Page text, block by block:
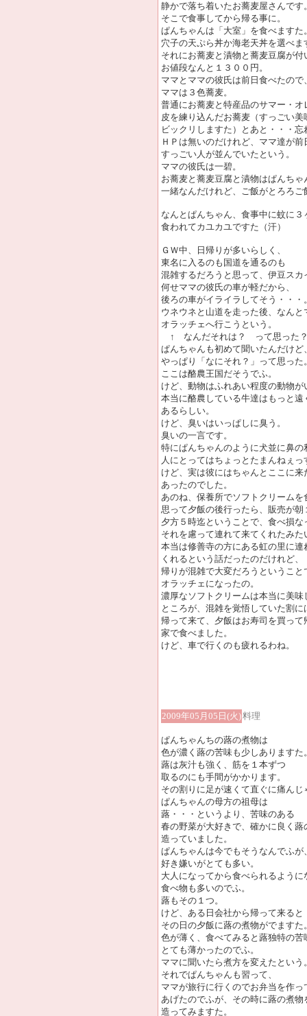
静かで落ち着いたお蕎麦屋さんです
そこで食事してから帰る事に。
ぱんちゃんは「大室」を食べますた
穴子の天ぷら丼か海老天丼を選べま
それにお蕎麦と漬物と蕎麦豆腐が付
お値段なんと１３００円。
ママとママの彼氏は前日食べたので
ママは３色蕎麦。
普通にお蕎麦と特産品のサマー・オ
皮を練り込んだお蕎麦（すっごい美
ビックリしますた）とあと・・・忘
ＨＰは無いのだけれど、ママ達が前
すっごい人が並んでいたという。
ママの彼氏は一碧。
お蕎麦と蕎麦豆腐と漬物はぱんちゃ
一緒なんだけれど、ご飯がとろろご
なんとぱんちゃん、食事中に蚊に３
食われてカユカユですた（汗）
ＧＷ中、日帰りが多いらしく、
東名に入るのも国道を通るのも
混雑するだろうと思って、伊豆スカ
何せママの彼氏の車が軽だから、
後ろの車がイライラしてそう・・・
ウネウネと山道を走った後、なんと
オラッチェへ行こうという。
↑ なんだそれは？ って思った
ぱんちゃんも初めて聞いたんだけど
やっぱり「なにそれ？」って思った
ここは酪農王国だそうでふ。
けど、動物はふれあい程度の動物が
本当に酪農している牛達はもっと遠
あるらしい。
けど、臭いはいっぱしに臭う。
臭いの一言です。
特にぱんちゃんのように犬並に鼻の
人にとってはちょっとたまんねぇっ
けど、実は彼にはちゃんとここに来
あったのでした。
あのね、保養所でソフトクリームを
思って夕飯の後行ったら、販売が朝
夕方５時迄ということで、食べ損な
それを慮って連れて来てくれたみた
本当は修善寺の方にある虹の里に連
くれるという話だったのだけれど、
帰りが混雑で大変だろうということ
オラッチェになったの。
濃厚なソフトクリームは本当に美味
ところが、混雑を覚悟していた割に
帰って来て、夕飯はお寿司を買って
家で食べました。
けど、車で行くのも疲れるわね。
2009年05月05日(火)料理
ぱんちゃんちの蕗の煮物は
色が濃く蕗の苦味も少しありますた
蕗は灰汁も強く、筋を１本ずつ
取るのにも手間がかかります。
その割りに足が速くて直ぐに痛んじ
ぱんちゃんの母方の祖母は
蕗・・・というより、苦味のある
春の野菜が大好きで、確かに良く蕗
造っていました。
ぱんちゃんは今でもそうなんでふが
好き嫌いがとても多い。
大人になってから食べられるように
食べ物も多いのでふ。
蕗もその１つ。
けど、ある日会社から帰って来ると
その日の夕飯に蕗の煮物がでますた
色が薄く、食べてみると蕗独特の苦
とても薄かったのでふ。
ママに聞いたら煮方を変えたという
それでぱんちゃんも習って、
ママが旅行に行くのでお弁当を作っ
あげたのでふが、その時に蕗の煮物
造ってみますた。